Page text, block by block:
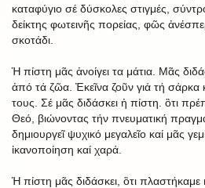
καταφύγιο σέ δύσκολες στιγμές,
δείκτης φωτεινῆς πορείας, φῶς
σκοτάδι.
Ἡ πίστη μᾶς ἀνοίγει τα μάτια. Μᾶς
ἀπό τά ζῶα. Ἐκεῖνα ζοῦν γιά τή σάρκα
τους. Σέ μᾶς διδάσκει ἡ πίστη. ὃτι
Θεό, βιώνοντας τήν πνευματική
δημιουργεῖ ψυχικό μεγαλεῖο καί μᾶς
ἱκανοποίηση καί χαρά.
Ἡ πίστη μᾶς διδάσκει, ὃτι πλαστήκαμε